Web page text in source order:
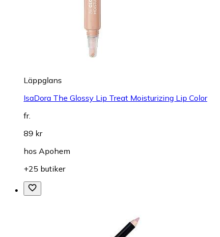
Läppglans
IsaDora The Glossy Lip Treat Moisturizing Lip Color
fr.
89 kr
hos Apohem
+25 butiker